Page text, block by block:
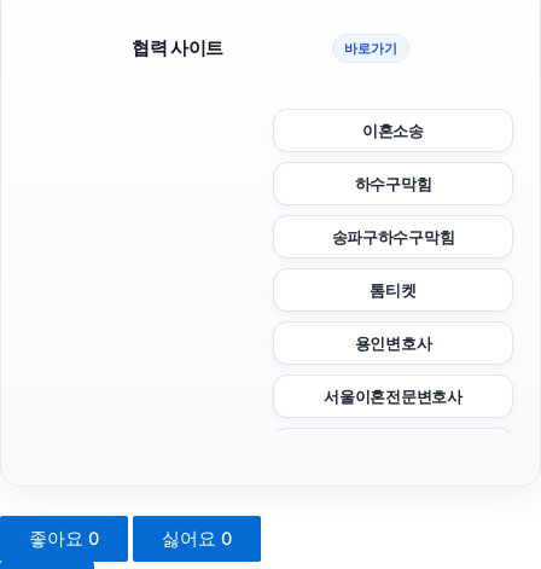
협력 사이트 바로가기
이혼소송
하수구막힘
송파구하수구막힘
톰티켓
용인변호사
서울이혼전문변호사
좋아요 0 싫어요 0